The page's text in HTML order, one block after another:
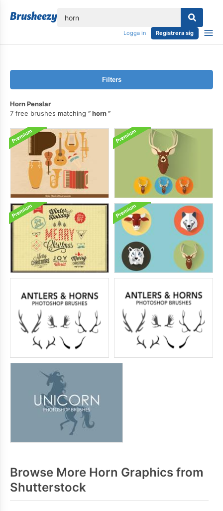
Logga in Registrera sig
Filters
Horn Penslar
7 free brushes matching
horn
Browse More Horn Graphics from
Shutterstock